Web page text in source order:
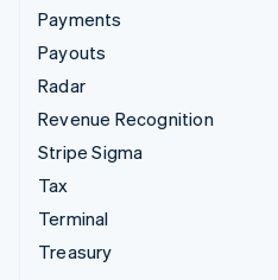
Payments
Payouts
Radar
Revenue Recognition
Stripe Sigma
Tax
Terminal
Treasury